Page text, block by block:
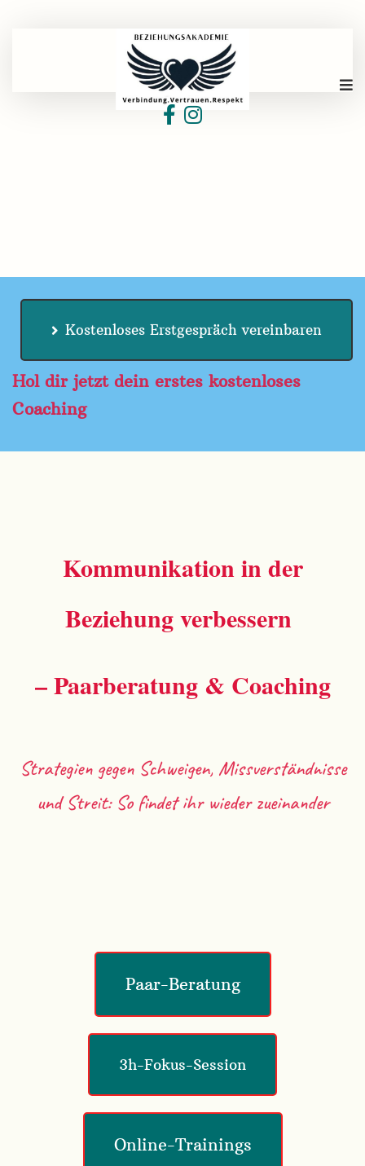
Kostenloses Erstgespräch vereinbaren
Hol dir jetzt dein erstes kostenloses
Coaching
Kommunikation in der
Beziehung verbessern
– Paarberatung & Coaching
Strategien gegen Schweigen, Missverständnisse
und Streit: So findet ihr wieder zueinander
Paar-Beratung
3h-Fokus-Session
Online-Trainings